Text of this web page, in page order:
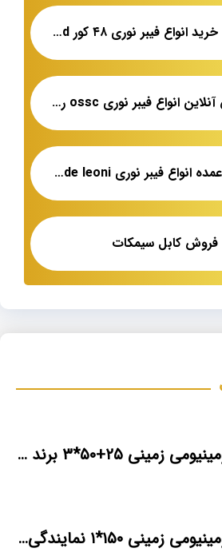
قیمت خرید انواع فیبر نوری ۴۸ کور fiberland
فروش آنلاین انواع فیبر نوری ossc رفسنجان
خرید عمده انواع فیبر نوری single mode leoni
کابل سیمکات
کابل آلومینیومی زمینی ۲۵+۵۰*۳ برند ماهان
کابل آلومینیومی زمینی ۱۵۰*۱ نمایندگی فروش